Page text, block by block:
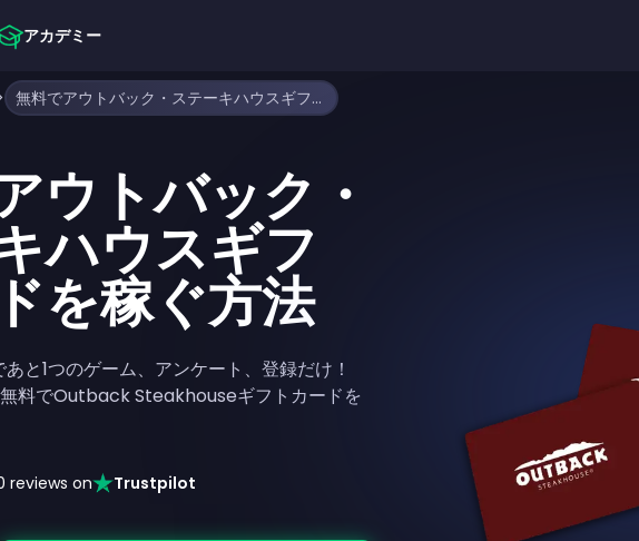
アカデミー
無料でアウトバック・ステーキハウスギフトカードを稼ぐ方法
ウトバック・
ハウスギフ
を稼ぐ方法
と1つのゲーム、アンケート、登録だけ！
料でOutback Steakhouseギフトカードを
reviews on Trustpilot